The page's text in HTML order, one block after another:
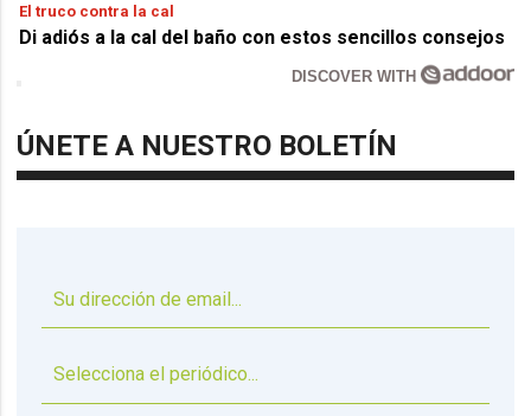
El truco contra la cal
Di adiós a la cal del baño con estos sencillos consejos
DISCOVER WITH
ÚNETE A NUESTRO BOLETÍN